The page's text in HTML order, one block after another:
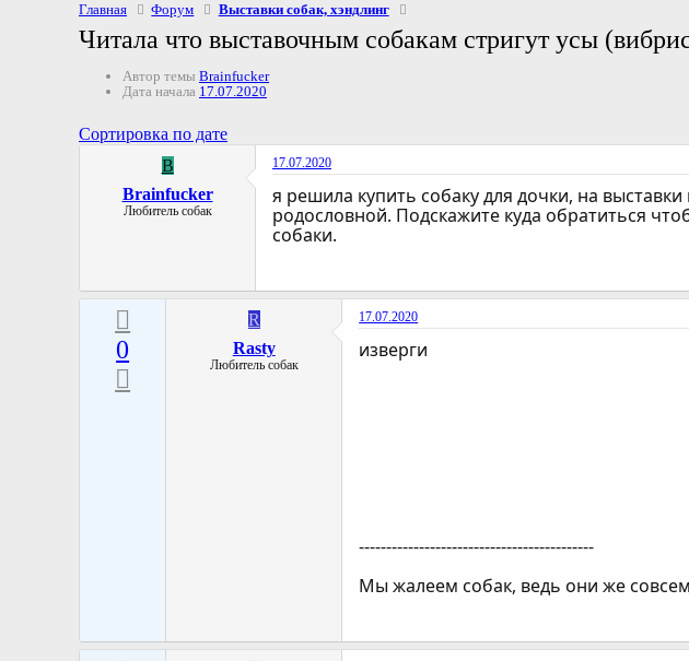
Главная Форум Выставки собак, хэндлинг
Читала что выставочным собакам стригут усы
Автор темы Brainfucker
Дата начала 17.07.2020
Сортировка по дате
B
Brainfucker
Любитель собак
17.07.2020
я решила купить собаку для дочки, на
родословной. Подскажите куда обратиться
собаки.
0
R
Rasty
Любитель собак
17.07.2020
изверги
-------------------------------------------
Мы жалеем собак, ведь они же